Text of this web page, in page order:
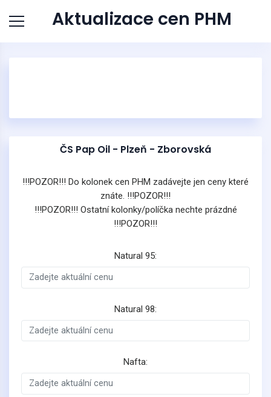
Aktualizace cen PHM
ČS Pap Oil - Plzeň - Zborovská
!!!POZOR!!! Do kolonek cen PHM zadávejte jen ceny které
znáte. !!!POZOR!!!
!!!POZOR!!! Ostatní kolonky/políčka nechte prázdné
!!!POZOR!!!
Natural 95:
Natural 98:
Nafta: